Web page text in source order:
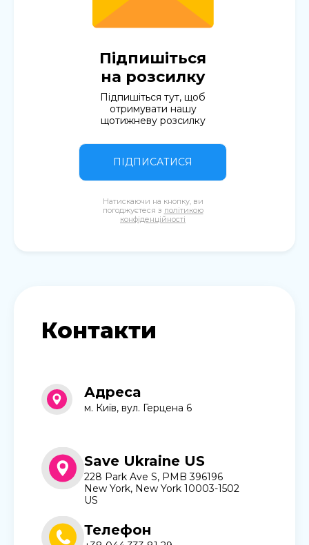
Підпишіться
на розсилку
Підпишіться тут, щоб
отримувати нашу
щотижневу розсилку
ПІДПИСАТИСЯ
Натискаючи на кнопку, ви
погоджуєтеся з політикою
конфіденційності
Контакти
Адреса
м. Київ, вул. Герцена 6
Save Ukraine US
228 Park Ave S, PMB 396196
New York, New York 10003-1502
US
Телефон